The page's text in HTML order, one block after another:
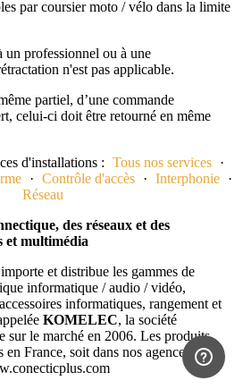
par coursier moto / vélo dans la limite
un professionnel ou à une
n'est pas applicable.
partiel, d’une commande
celui-ci doit être retourné en même
d'installations : Tous nos services ·
· Contrôle d'accès · Interphonie ·
Réseau
des réseaux et des
et multimédia
importe et distribue les gammes de
informatique / audio / vidéo,
informatiques, rangement et
KOMELEC, la société
sur le marché en 2006. Les produits
France, soit dans nos agences, soit